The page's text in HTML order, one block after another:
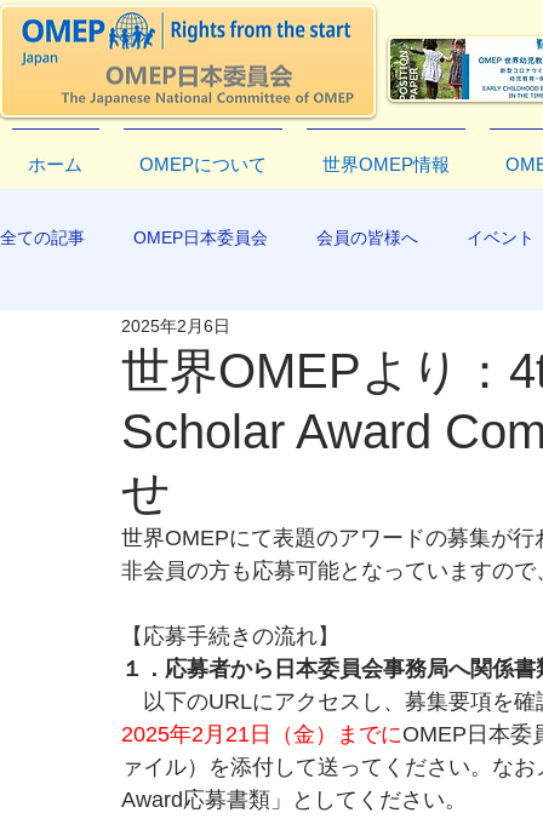
ホーム OMEPについて 世界OMEP情報
全ての記事 OMEP日本委員会 会員の皆様へ イベント
EXCO-COMMUNICATION
世界OMEPより：
Scholar Award
せ
2025年2月6日
世界OMEPにて表題のアワードの募集が行
非会員の方も応募可能となっていますの
【応募手続きの流れ】
１．応募者から日本委員会事務局へ関係書
以下のURLにアクセスし、募集要項を
2025年2月21日（金）までにOMEP日本委
ァイル）を添付して送ってください。な
Award応募書類」としてください。